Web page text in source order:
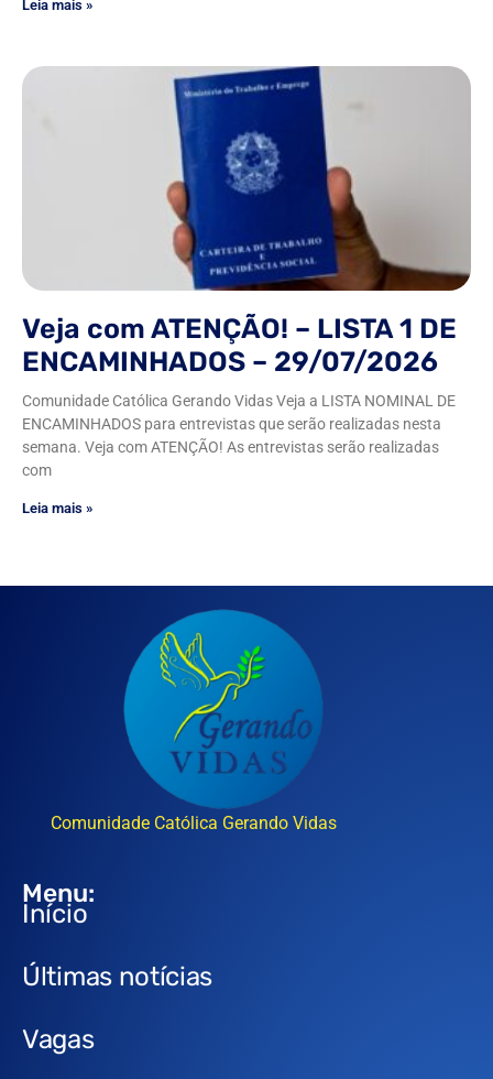
Leia mais »
Veja com ATENÇÃO! – LISTA 1 DE
ENCAMINHADOS – 29/07/2026
Comunidade Católica Gerando Vidas Veja a LISTA NOMINAL DE
ENCAMINHADOS para entrevistas que serão realizadas nesta
semana. Veja com ATENÇÃO! As entrevistas serão realizadas
com
Leia mais »
Comunidade Católica Gerando Vidas
Menu:
Início
Últimas notícias
Vagas